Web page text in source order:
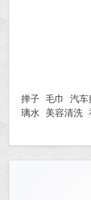
掸子 毛巾 汽车
璃水 美容清洗